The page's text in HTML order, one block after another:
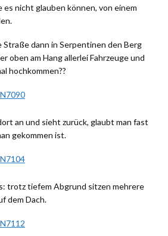
es nicht glauben können, von einem
dann in Serpentinen den Berg
oben am Hang allerlei Fahrzeuge und
hochkommen??
an und sieht zurück, glaubt man fast
gekommen ist.
trotz tiefem Abgrund sitzen mehrere
dem Dach.